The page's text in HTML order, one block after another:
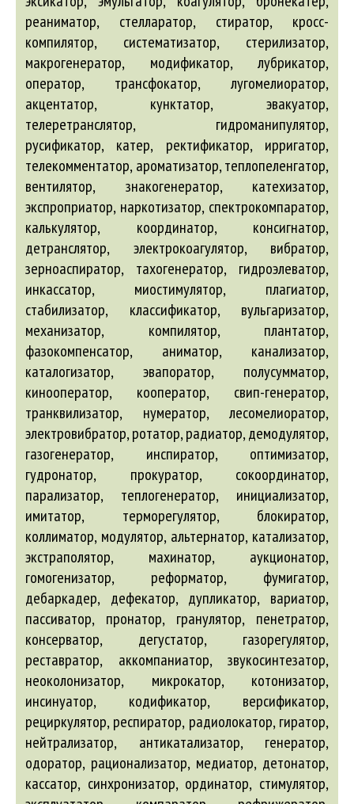
реаниматор, стелларатор, стиратор, кросс-
компилятор, систематизатор, стерилизатор,
макрогенератор, модификатор, лубрикатор,
оператор, трансфокатор, лугомелиоратор,
акцентатор, кунктатор, эвакуатор,
телеретранслятор, гидроманипулятор,
русификатор, катер, ректификатор, ирригатор,
телекомментатор, ароматизатор, теплопеленгатор,
вентилятор, знакогенератор, катехизатор,
экспроприатор, наркотизатор, спектрокомпаратор,
калькулятор, координатор, консигнатор,
детранслятор, электрокоагулятор, вибратор,
зерноаспиратор, тахогенератор, гидроэлеватор,
инкассатор, миостимулятор, плагиатор,
стабилизатор, классификатор, вульгаризатор,
механизатор, компилятор, плантатор,
фазокомпенсатор, аниматор, канализатор,
каталогизатор, эвапоратор, полусумматор,
кинооператор, кооператор, свип-генератор,
транквилизатор, нумератор, лесомелиоратор,
электровибратор, ротатор, радиатор, демодулятор,
газогенератор, инспиратор, оптимизатор,
гудронатор, прокуратор, сокоординатор,
парализатор, теплогенератор, инициализатор,
имитатор, терморегулятор, блокиратор,
коллиматор, модулятор, альтернатор, катализатор,
экстраполятор, махинатор, аукционатор,
гомогенизатор, реформатор, фумигатор,
дебаркадер, дефекатор, дупликатор, вариатор,
пассиватор, пронатор, гранулятор, пенетратор,
консерватор, дегустатор, газорегулятор,
реставратор, аккомпаниатор, звукосинтезатор,
неоколонизатор, микрокатор, котонизатор,
инсинуатор, кодификатор, версификатор,
рециркулятор, респиратор, радиолокатор, гиратор,
нейтрализатор, антикатализатор, генератор,
одоратор, рационализатор, медиатор, детонатор,
кассатор, синхронизатор, ординатор, стимулятор,